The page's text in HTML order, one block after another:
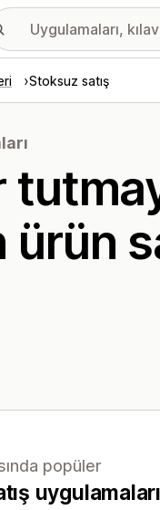
Stoksuz satış
popüler
uygulamaları